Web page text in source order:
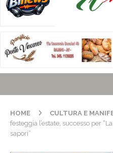
HOME CULTURA E
festeggia l’estate, successo per
sapori”